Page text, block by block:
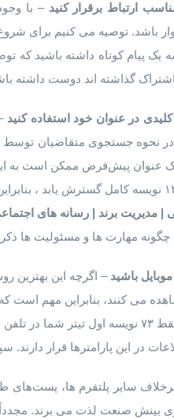
ارتباط برقرار کنید – با
باشد. توصیه می کنیم برای
یک پیام کوتاه داشته باشید که
اشتراک گذاشته اند دوست داشته
کلیدی در عنوان خود استفاده کنید
نحوه جستجوی متقاضیان توسط
یک عنوان پیش‌فرض ممکن است به
| مدیریت برند | رسانه های
چگونه مهارت ها و مسئولیت ها
موبایل باشید
می کنند، بنابراین مهم است
در این پارامترها قرار
سایر پلتفرم‌ ها، پست‌های
بینش صنعت لذت می برند.